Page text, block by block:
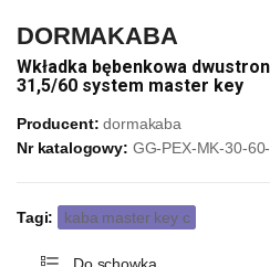
DORMAKABA
Wkładka bębenkowa
31,5/60 system master key
Producent: dormakaba
Nr katalogowy: GG-PEX-MK-30-
Tagi: kaba master key c